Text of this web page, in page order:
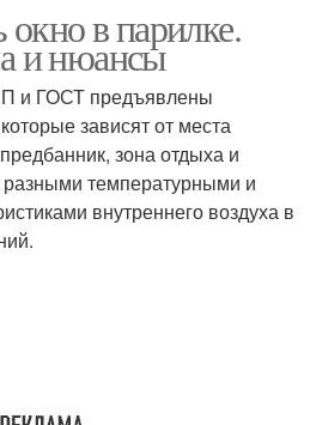
Цветы в интерьере
Решения для маленькой
окно в парилке.
и нюансы
и ГОСТ предъявлены
зависят от места
зона отдыха и
температурными и
внутреннего воздуха в